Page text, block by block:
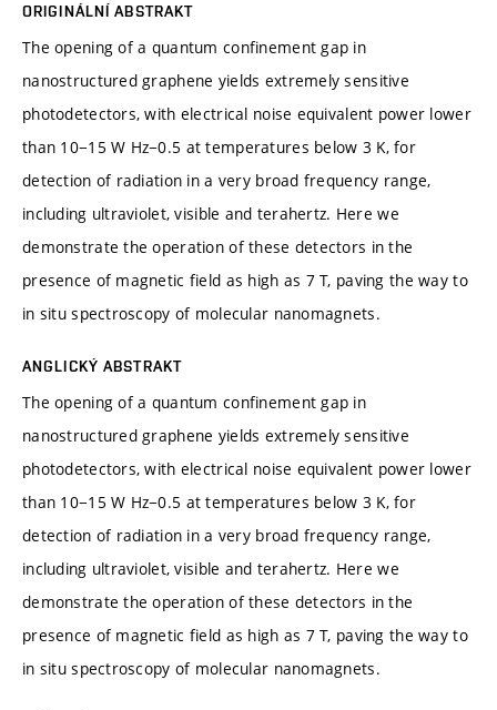
ORIGINÁLNÍ ABSTRAKT
The opening of a quantum confinement gap in
nanostructured graphene yields extremely sensitive
photodetectors, with electrical noise equivalent power lower
than 10−15 W Hz−0.5 at temperatures below 3 K, for
detection of radiation in a very broad frequency range,
including ultraviolet, visible and terahertz. Here we
demonstrate the operation of these detectors in the
presence of magnetic field as high as 7 T, paving the way to
in situ spectroscopy of molecular nanomagnets.
ANGLICKÝ ABSTRAKT
The opening of a quantum confinement gap in
nanostructured graphene yields extremely sensitive
photodetectors, with electrical noise equivalent power lower
than 10−15 W Hz−0.5 at temperatures below 3 K, for
detection of radiation in a very broad frequency range,
including ultraviolet, visible and terahertz. Here we
demonstrate the operation of these detectors in the
presence of magnetic field as high as 7 T, paving the way to
in situ spectroscopy of molecular nanomagnets.